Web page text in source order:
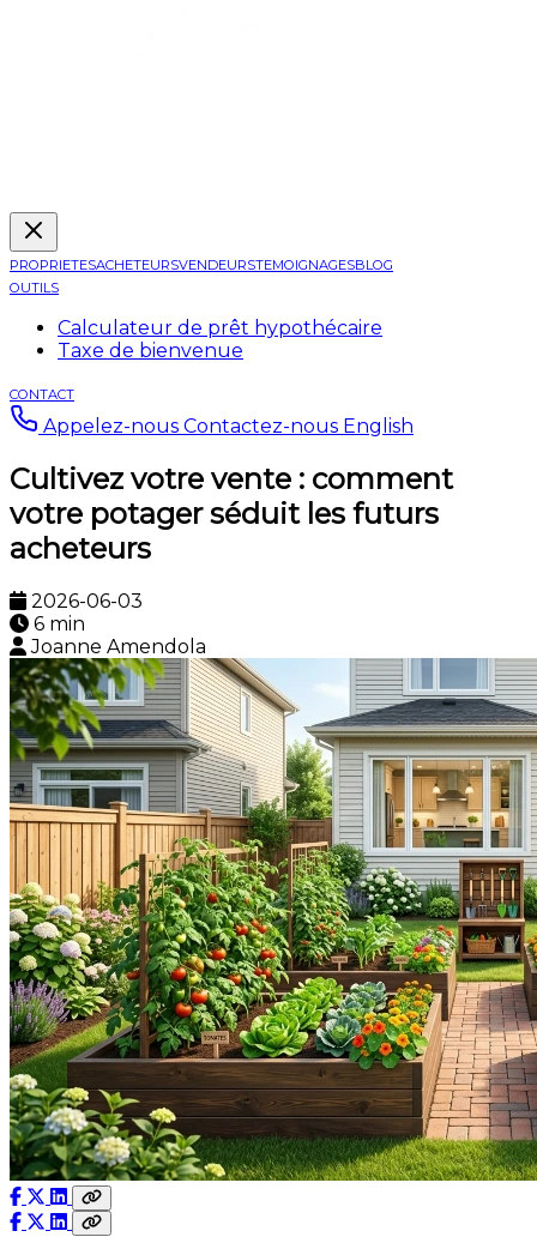
PROPRIETESACHETEURSVENDEURSTEMOIGNAGESBLOG
OUTILS
Calculateur de prêt hypothécaire
Taxe de bienvenue
CONTACT
Appelez-nous Contactez-nous English
Cultivez votre vente : comment
votre potager séduit les futurs
acheteurs
2026-06-03
6 min
Joanne Amendola